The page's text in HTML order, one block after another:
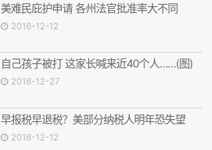
美难民庇护申请 各州法官批准率大不同
2016-12-12
自己孩子被打 这家长喊来近40个人……(图)
2016-12-27
早报税早退税？美部分纳税人明年恐失望
2016-12-12